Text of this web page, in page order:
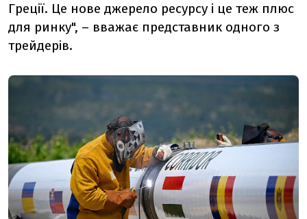
Греції. Це нове джерело ресурсу і це теж плюс
для ринку", – вважає представник одного з
трейдерів.